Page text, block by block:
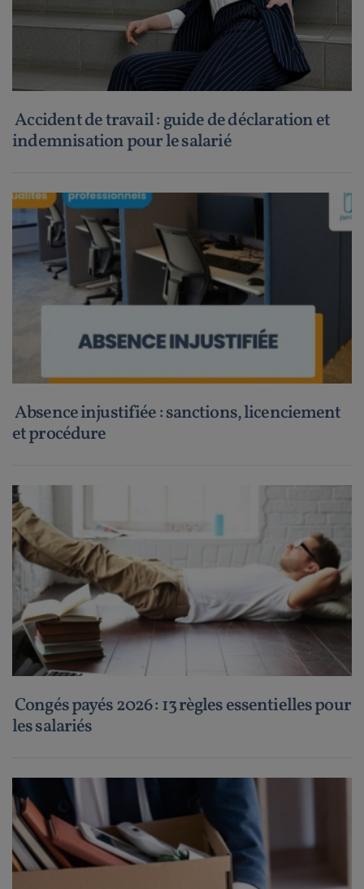
Accident de travail : guide de déclaration et
indemnisation pour le salarié
Absence injustifiée : sanctions, licenciement
et procédure
Congés payés 2026 : 13 règles essentielles pour
les salariés